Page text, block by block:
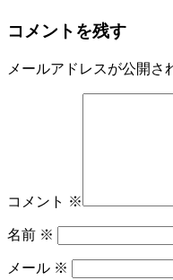
コメントを残す
メールアドレスが公開さ
コメント ※
名前 ※
メール ※